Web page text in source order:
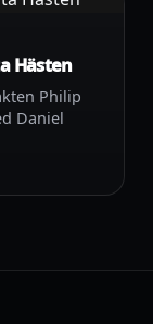
Hästen
Philip
Daniel